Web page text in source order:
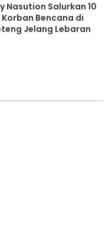
Nasution Salurkan 10
Bencana di
Jelang Lebaran